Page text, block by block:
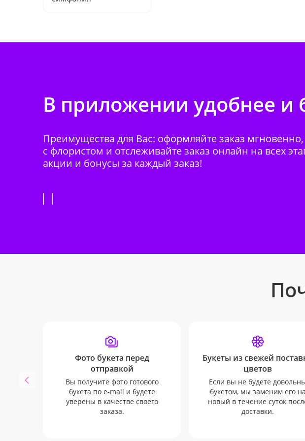
В приложении удобнее и
Преимущества для Вас: оформляйте заказ мгновенно,
с флористом и отслеживайте заказ онлайн на всех
акции и бонусы за каждый заказ!
Фото букета перед
отправкой
Вы получите фото готового
букета по e-mail и будете
уверены в качестве своего
заказа.
Букеты из свежей
цветов
Если вы не будете
букетом, мы заменим его на
новый в течение суток
доставки.